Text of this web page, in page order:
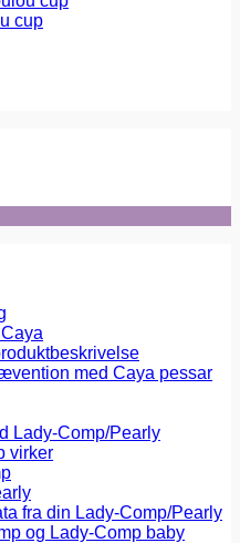
cup
med Caya pessar
Lady-Comp/Pearly
virker
fra din Lady-Comp/Pearly
og Lady-Comp baby